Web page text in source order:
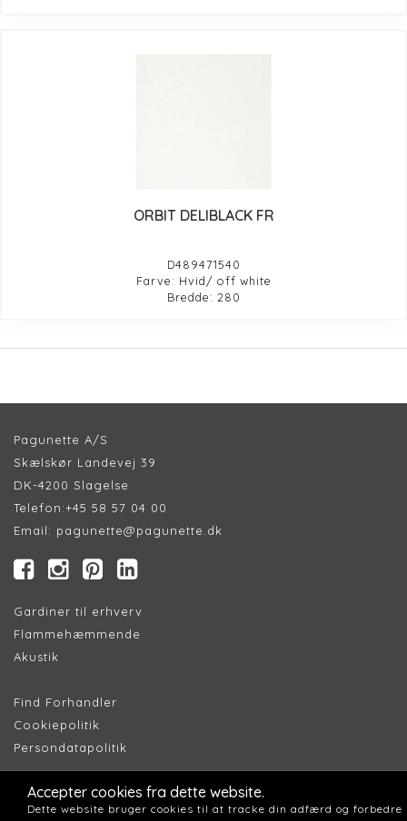
ORBIT DELIBLACK FR
D489471540
Farve: Hvid/ off white
Bredde: 280
Pagunette A/S
Skælskør Landevej 39
DK-4200 Slagelse
Telefon:+45 58 57 04 00
Email: pagunette@pagunette.dk
Gardiner til erhverv
Flammehæmmende
Akustik
Find Forhandler
Cookiepolitik
Persondatapolitik
Accepter cookies fra dette website.
Dette website bruger cookies til at tracke din adfærd og forbedre